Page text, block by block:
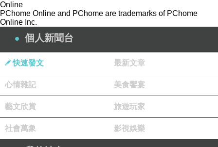
Online
PChome Online and PChome are trademarks of PChome
Online Inc.
個人新聞台
快速發文 最新文章
心情雜記 美食饗宴
藝文欣賞 旅遊玩家
社會萬象 影視娛樂